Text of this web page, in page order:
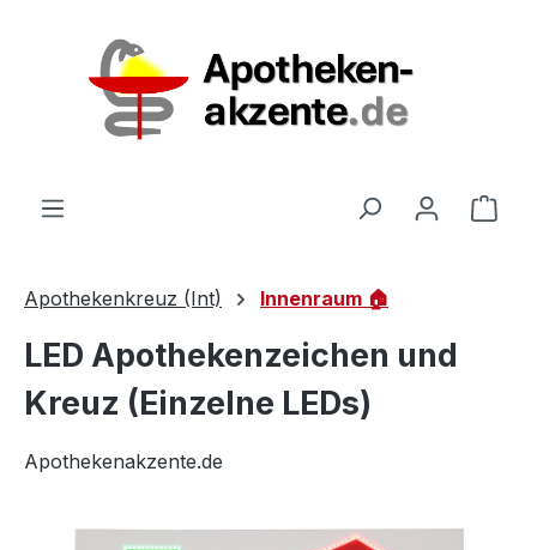
Apothekenkreuz (Int) Innenraum 🏠
LED Apothekenzeichen und
Kreuz (Einzelne LEDs)
Apothekenakzente.de
Bildergalerie überspringen